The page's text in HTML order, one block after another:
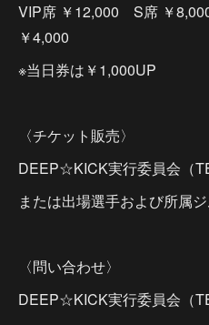
VIP席 ￥12,000 S席 ￥
￥4,000
※当日券は￥1,000UP
〈チケット販売〉
DEEP☆KICK実行委員会（
または出場選手および所属
〈問い合わせ〉
DEEP☆KICK実行委員会（